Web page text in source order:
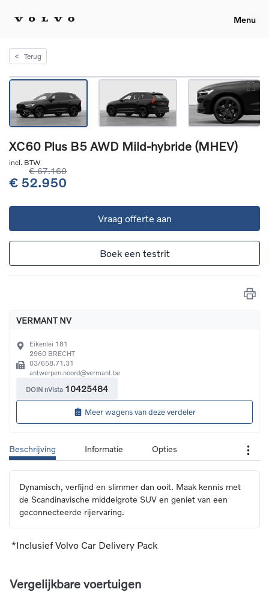
Menu
< Terug
XC60 Plus B5 AWD Mild-hybride (MHEV)
incl. BTW
€ 67.160
€ 52.950
Vraag offerte aan
Boek een testrit
VERMANT NV
Eikenlei 181
2960 BRECHT
03/658.71.31
antwerpen.noord@vermant.be
DOIN nVista 10425484
Meer wagens van deze verdeler
Beschrijving Informatie Opties
Dynamisch, verfijnd en slimmer dan ooit. Maak kennis met
de Scandinavische middelgrote SUV en geniet van een
geconnecteerde rijervaring.
*Inclusief Volvo Car Delivery Pack
Vergelijkbare voertuigen